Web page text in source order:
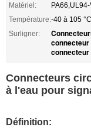
Matériel:
Température:-40 à 105 °C
Surligner:
connecteur
connecteur
Connecteurs
à l'eau pour
Définition: